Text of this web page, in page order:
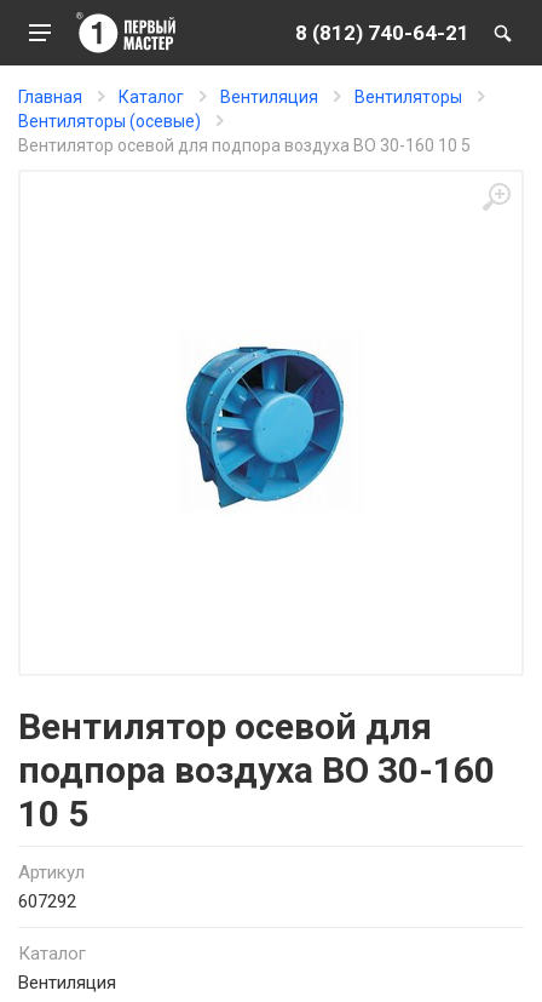
8 (812) 740-64-21
Главная Каталог Вентиляция
Вентиляторы
Вентиляторы (осевые)
Вентилятор осевой для подпора воздуха ВО 30-160 10 5
Вентилятор осевой для
подпора воздуха ВО 30-160
10 5
Артикул
607292
Каталог
Вентиляция